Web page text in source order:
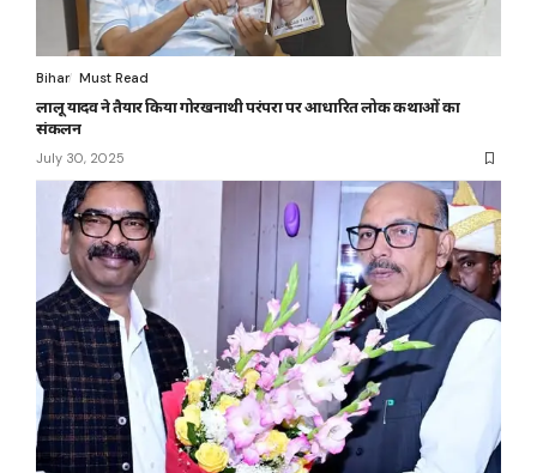
Bihar Must Read
लालू यादव ने तैयार किया गोरखनाथी परंपरा पर आधारित लोक कथाओं का
संकलन
July 30, 2025